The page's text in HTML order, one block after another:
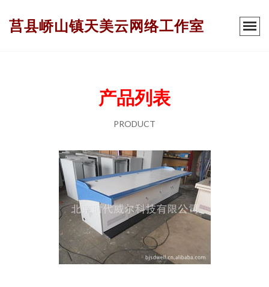
莒县峤山镇天美云网络工作室
产品列表
PRODUCT